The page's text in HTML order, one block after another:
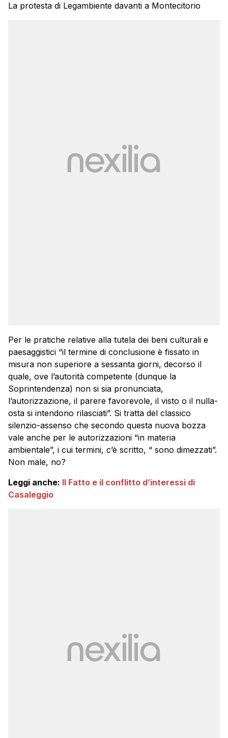
La protesta di Legambiente davanti a Montecitorio
Per le pratiche relative alla tutela dei beni culturali e
paesaggistici “il termine di conclusione è fissato in
misura non superiore a sessanta giorni, decorso il
quale, ove l’autorità competente (dunque la
Soprintendenza) non si sia pronunciata,
l’autorizzazione, il parere favorevole, il visto o il nulla-
osta si intendono rilasciati”. Si tratta del classico
silenzio-assenso che secondo questa nuova bozza
vale anche per le autorizzazioni “in materia
ambientale”, i cui termini, c’è scritto, “ sono dimezzati”.
Non male, no?
Leggi anche: Il Fatto e il conflitto d’interessi di
Casaleggio